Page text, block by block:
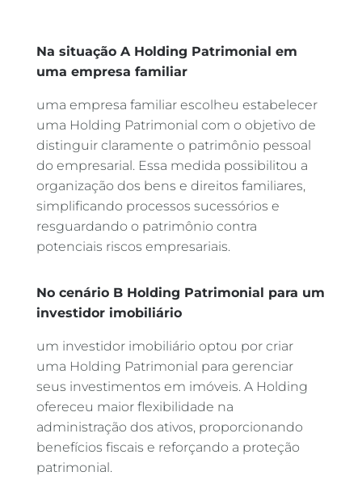
Na situação A Holding Patrimonial em
uma empresa familiar
uma empresa familiar escolheu estabelecer
uma Holding Patrimonial com o objetivo de
distinguir claramente o patrimônio pessoal
do empresarial. Essa medida possibilitou a
organização dos bens e direitos familiares,
simplificando processos sucessórios e
resguardando o patrimônio contra
potenciais riscos empresariais.
No cenário B Holding Patrimonial para um
investidor imobiliário
um investidor imobiliário optou por criar
uma Holding Patrimonial para gerenciar
seus investimentos em imóveis. A Holding
ofereceu maior flexibilidade na
administração dos ativos, proporcionando
benefícios fiscais e reforçando a proteção
patrimonial.